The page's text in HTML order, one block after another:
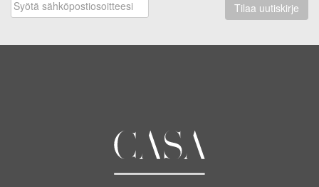
Tilaa uutiskirje